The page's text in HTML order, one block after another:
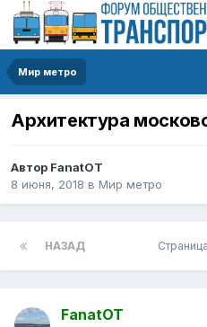
Мир метро
Архитектура
Автор FanatOT
8 июня, 2018 в Мир метро
НАЗАД
FanatOT